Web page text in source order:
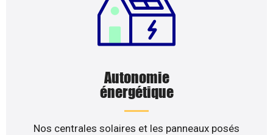
Autonomie
énergétique
Nos centrales solaires et les panneaux posés